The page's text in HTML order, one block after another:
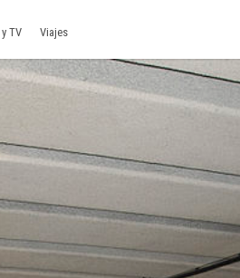
TV Viajes